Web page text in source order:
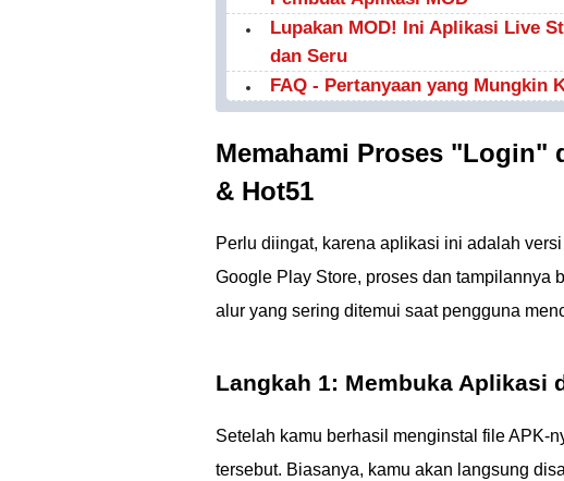
Lupakan MOD! Ini Aplikasi Live
dan Seru
FAQ - Pertanyaan yang Mungkin
Memahami Proses "Login"
& Hot51
Perlu diingat, karena aplikasi ini adalah
Google Play Store, proses dan tampilannya
alur yang sering ditemui saat pengguna
Langkah 1: Membuka Aplikasi
Setelah kamu berhasil menginstal file APK-
tersebut. Biasanya, kamu akan langsung